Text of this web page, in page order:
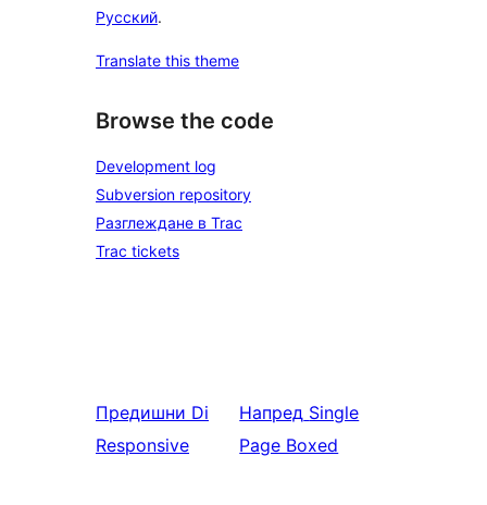
Русский.
Translate this theme
Browse the code
Development log
Subversion repository
Разглеждане в Trac
Trac tickets
Предишни Di
Responsive
Напред Single
Page Boxed